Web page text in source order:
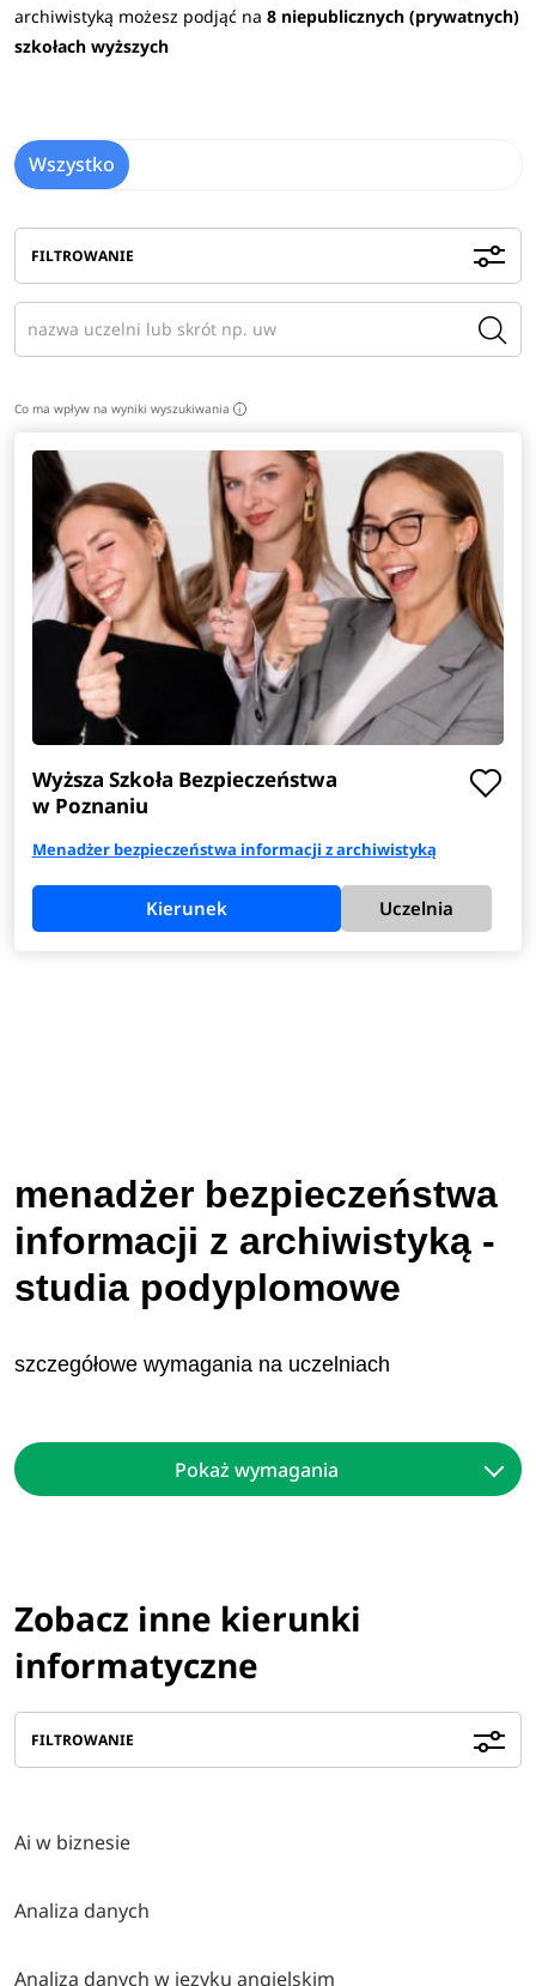
archiwistyką możesz podjąć na 8 niepublicznych (prywatnych)
szkołach wyższych
Wszystko
FILTROWANIE
Co ma wpływ na wyniki wyszukiwania i
Wyższa Szkoła Bezpieczeństwa
w Poznaniu
Menadżer bezpieczeństwa informacji z archiwistyką
Kierunek Uczelnia
menadżer bezpieczeństwa
informacji z archiwistyką -
studia podyplomowe
szczegółowe wymagania na uczelniach
Pokaż wymagania
Zobacz inne kierunki
informatyczne
FILTROWANIE
Ai w biznesie
Analiza danych
Analiza danych w języku angielskim